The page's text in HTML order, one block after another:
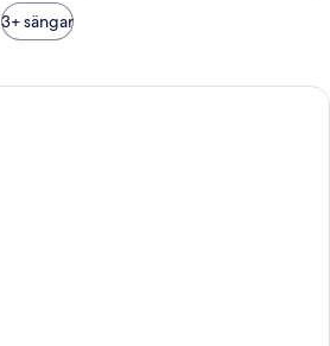
3+ sängar
Ett modernt hotellrum med en